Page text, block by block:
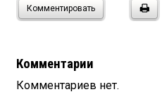
Комментировать
Комментарии
Комментариев нет.